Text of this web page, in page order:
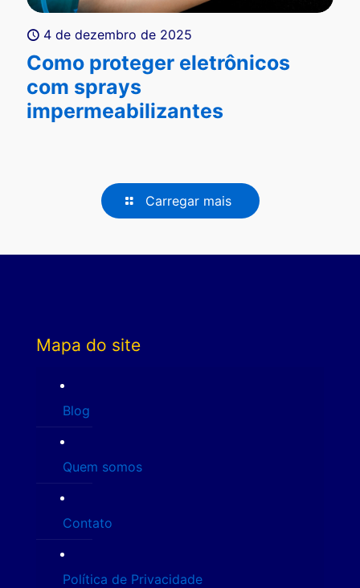
4 de dezembro de 2025
Como proteger eletrônicos
com sprays
impermeabilizantes
Carregar mais
Mapa do site
Blog
Quem somos
Contato
Política de Privacidade